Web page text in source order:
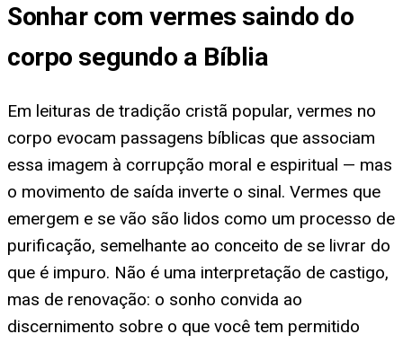
Sonhar com vermes saindo do
corpo segundo a Bíblia
Em leituras de tradição cristã popular, vermes no
corpo evocam passagens bíblicas que associam
essa imagem à corrupção moral e espiritual — mas
o movimento de saída inverte o sinal. Vermes que
emergem e se vão são lidos como um processo de
purificação, semelhante ao conceito de se livrar do
que é impuro. Não é uma interpretação de castigo,
mas de renovação: o sonho convida ao
discernimento sobre o que você tem permitido